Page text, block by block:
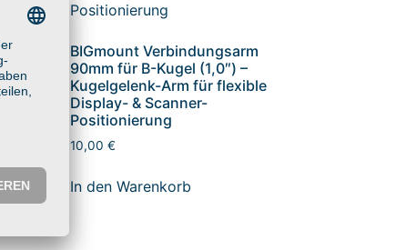
BIGmount Verbindungsarm
90mm für B-Kugel (1,0″) –
Kugelgelenk-Arm für flexible
Display- & Scanner-
Positionierung
10,00€
In den Warenkorb